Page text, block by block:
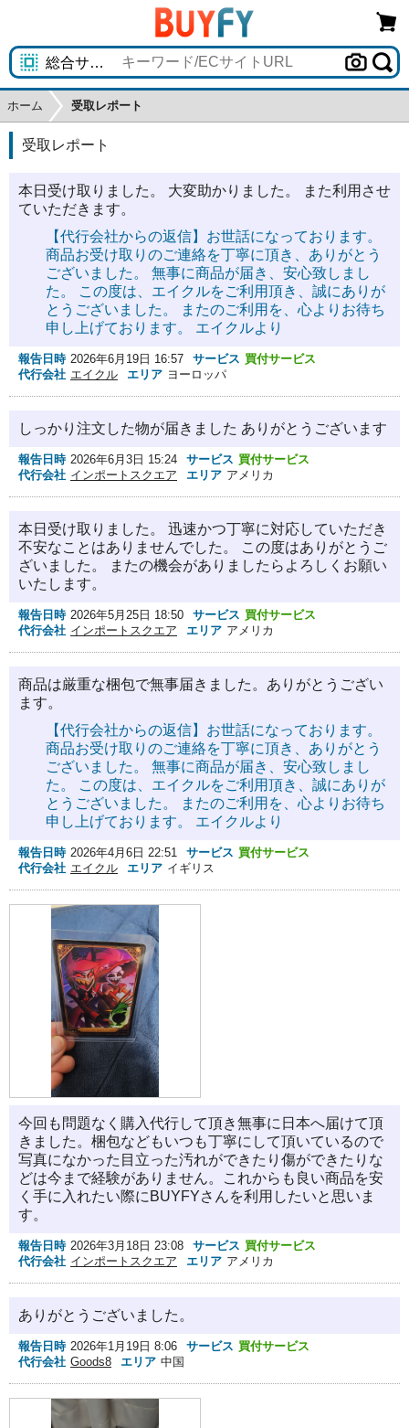
ホーム 受取レポート
受取レポート
本日受け取りました。 大変助かりました。 また利用させ
ていただきます。
【代行会社からの返信】お世話になっております。
商品お受け取りのご連絡を丁寧に頂き、ありがとう
ございました。 無事に商品が届き、安心致しまし
た。 この度は、エイクルをご利用頂き、誠にありが
とうございました。 またのご利用を、心よりお待ち
申し上げております。 エイクルより
報告日時 2026年6月19日 16:57 サービス 買付サービス
代行会社 エイクル エリア ヨーロッパ
しっかり注文した物が届きました ありがとうございます
報告日時 2026年6月3日 15:24 サービス 買付サービス
代行会社 インポートスクエア エリア アメリカ
本日受け取りました。 迅速かつ丁寧に対応していただき
不安なことはありませんでした。 この度はありがとうご
ざいました。 またの機会がありましたらよろしくお願い
いたします。
報告日時 2026年5月25日 18:50 サービス 買付サービス
代行会社 インポートスクエア エリア アメリカ
商品は厳重な梱包で無事届きました。ありがとうござい
ます。
【代行会社からの返信】お世話になっております。
商品お受け取りのご連絡を丁寧に頂き、ありがとう
ございました。 無事に商品が届き、安心致しまし
た。 この度は、エイクルをご利用頂き、誠にありが
とうございました。 またのご利用を、心よりお待ち
申し上げております。 エイクルより
報告日時 2026年4月6日 22:51 サービス 買付サービス
代行会社 エイクル エリア イギリス
今回も問題なく購入代行して頂き無事に日本へ届けて頂
きました。梱包などもいつも丁寧にして頂いているので
写真になかった目立った汚れができたり傷ができたりな
どは今まで経験がありません。これからも良い商品を安
く手に入れたい際にBUYFYさんを利用したいと思いま
す。
報告日時 2026年3月18日 23:08 サービス 買付サービス
代行会社 インポートスクエア エリア アメリカ
ありがとうございました。
報告日時 2026年1月19日 8:06 サービス 買付サービス
代行会社 Goods8 エリア 中国